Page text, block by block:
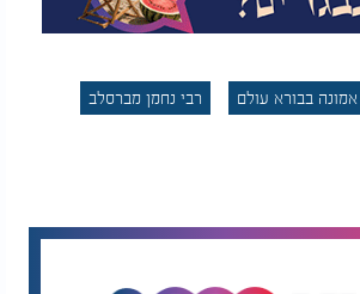
בתוך תקופה קשה, כאשר האור
מעיניו, איזה מסר ניתן להעביר?
לתת פקודה לאדם פשוט שיאמין.
חזק: "אמונה היא כמו קביים חזקים".
לתמוך בנו לאורך החיים ולמנוע
עבר היאוש. כוחה של האמונה הוא
אמונה בבורא עולם
רבי נחמן מברסלב